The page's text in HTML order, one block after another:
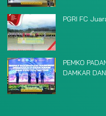
PGRI FC
PEMKO
DAMKAR